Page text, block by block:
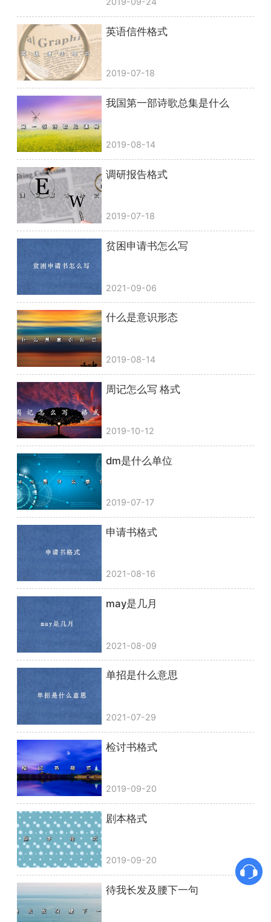
英语信件格式
2019-07-18
我国第一部诗歌总集是什么
2019-08-14
调研报告格式
2019-07-18
贫困申请书怎么写
2021-09-06
什么是意识形态
2019-08-14
周记怎么写 格式
2019-10-12
dm是什么单位
2019-07-17
申请书格式
2021-08-16
may是几月
2021-08-09
单招是什么意思
2021-07-29
检讨书格式
2019-09-20
剧本格式
2019-09-20
待我长发及腰下一句